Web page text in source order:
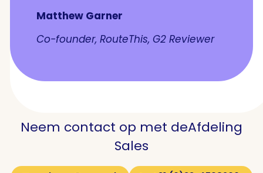
Matthew Garner
Co-founder, RouteThis, G2 Reviewer
Meer weten over deze
Neem contact op met deAfdeling
Sales